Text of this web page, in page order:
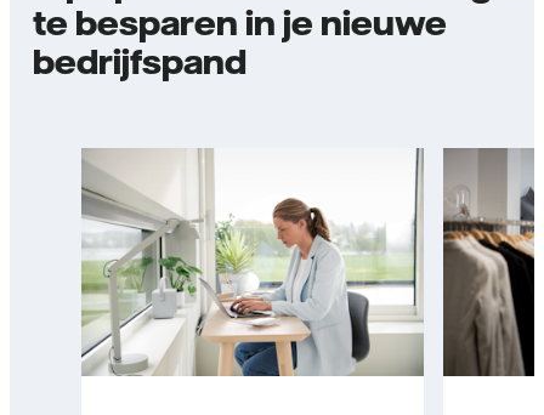
te besparen in je nieuwe
bedrijfspand